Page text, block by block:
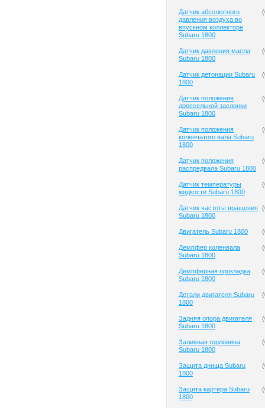
Датчик абсолютного
давления воздуха во
впускном коллекторе
Subaru 1800
(
Датчик давления масла
Subaru 1800
(
Датчик детонации Subaru
1800
(
Датчик положения
дроссельной заслонки
Subaru 1800
(
Датчик положения
коленчатого вала Subaru
1800
(
Датчик положения
распредвала Subaru 1800
(
Датчик температуры
жидкости Subaru 1800
(
Датчик частоты вращения
Subaru 1800
(
Двигатель Subaru 1800 (
Демпфер коленвала
Subaru 1800
(
Демпферная прокладка
Subaru 1800
(
Детали двигателя Subaru
1800
(
Задняя опора двигателя
Subaru 1800
(
Заливная горловина
Subaru 1800
(
Защита днища Subaru
1800
(
Защита картера Subaru
1800
(